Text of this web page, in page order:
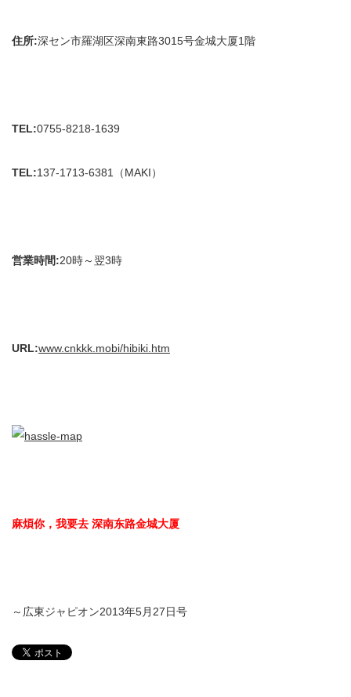
住所:深セン市羅湖区深南東路3015号金城大厦1階
TEL:0755-8218-1639
TEL:137-1713-6381（MAKI）
営業時間:20時～翌3時
URL:www.cnkkk.mobi/hibiki.htm
麻煩你，我要去 深南东路金城大厦
～広東ジャピオン2013年5月27日号